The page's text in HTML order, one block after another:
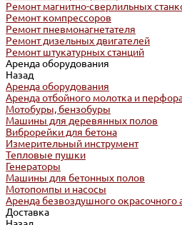
Ремонт магнитно-сверлильных
Ремонт компрессоров
Ремонт пневмонагнетателя
Ремонт дизельных двигателей
Ремонт штукатурных станций
Аренда оборудования
Назад
Аренда оборудования
Аренда отбойного молотка и
Мотобуры, бензобуры
Машины для деревянных полов
Виброрейки для бетона
Измерительный инструмент
Тепловые пушки
Генераторы
Машины для бетонных полов
Мотопомпы и насосы
Аренда безвоздушного окрасочного
Доставка